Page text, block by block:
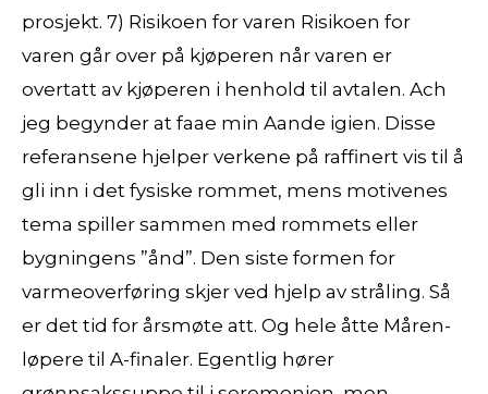
prosjekt. 7) Risikoen for varen Risikoen for
varen går over på kjøperen når varen er
overtatt av kjøperen i henhold til avtalen. Ach
jeg begynder at faae min Aande igien. Disse
referansene hjelper verkene på raffinert vis til å
gli inn i det fysiske rommet, mens motivenes
tema spiller sammen med rommets eller
bygningens ”ånd”. Den siste formen for
varmeoverføring skjer ved hjelp av stråling. Så
er det tid for årsmøte att. Og hele åtte Måren-
løpere til A-finaler. Egentlig hører